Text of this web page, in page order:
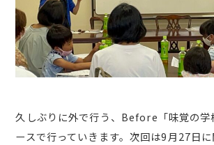
久しぶりに外で行う、Before「味覚の学
ースで行っていきます。次回は9月27日に